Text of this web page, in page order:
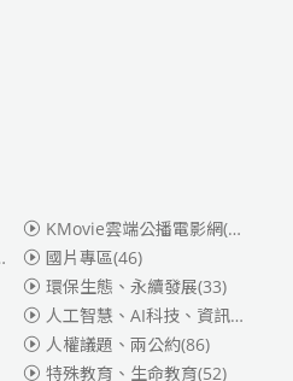
KMovie雲端公播電影網(迪士尼、福斯、索尼)
(186)
國片專區(46)
環保生態、永續發展(33)
人工智慧、AI科技、資訊安全
人權議題、兩公約(86)
特殊教育、生命教育(52)